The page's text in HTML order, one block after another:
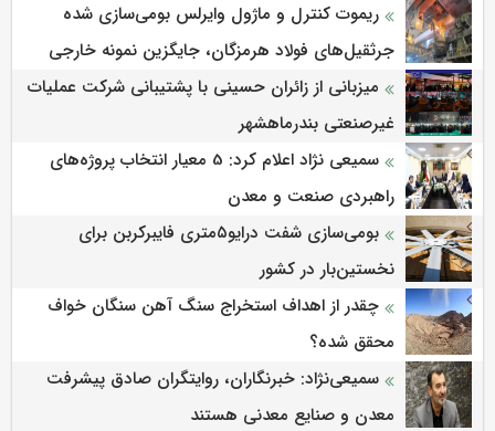
ریموت کنترل و ماژول وایرلس بومی‌سازی شده
جرثقیل‌های فولاد هرمزگان، جایگزین نمونه خارجی
میزبانی از زائران حسینی با پشتیبانی شرکت عملیات
غیرصنعتی بندرماهشهر
سمیعی‌ نژاد اعلام کرد: 5 معیار انتخاب پروژه‌های
راهبردی صنعت و معدن
بومی‌سازی شفت درایو۵متری فایبرکربن برای
نخستین‌بار در کشور
چقدر از اهداف استخراج سنگ آهن سنگان خواف
محقق شده؟
سمیعی‌نژاد: خبرنگاران، روایتگران صادق پیشرفت
معدن و صنایع معدنی هستند